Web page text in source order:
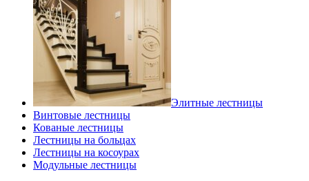
Элитные лестницы
Винтовые лестницы
Кованые лестницы
Лестницы на больцах
Лестницы на косоурах
Модульные лестницы